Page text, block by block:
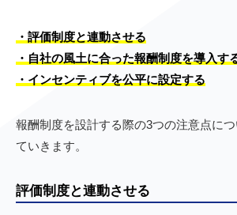
・評価制度と連動させる
・自社の風土に合った報酬制度を導入す
・インセンティブを公平に設定する
報酬制度を設計する際の3つの注意点に
ていきます。
評価制度と連動させる